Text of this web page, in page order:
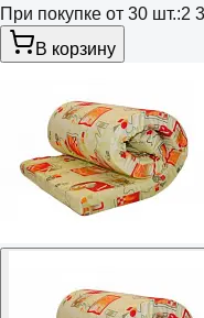
При покупке от 30 шт.:2
В корзину